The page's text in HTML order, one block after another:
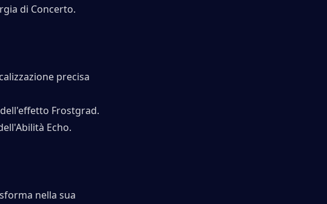
di Concerto.
precisa
Frostgrad.
Echo.
nella sua